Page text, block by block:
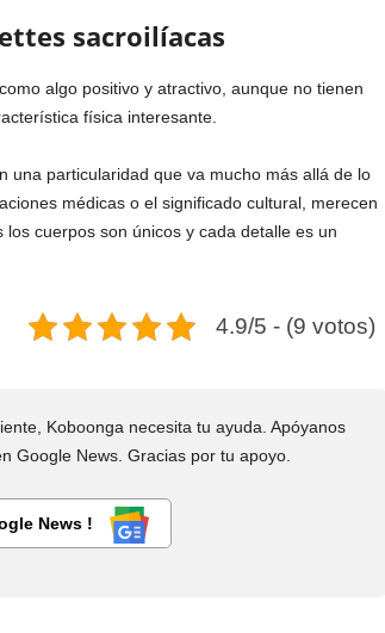
sacroilíacas
algo positivo y atractivo, aunque no tienen
física interesante.
una particularidad que va mucho más allá de lo
médicas o el significado cultural, merecen
cuerpos son únicos y cada detalle es un
4.9/5 - (9 votos)
Koboonga necesita tu ayuda. Apóyanos
Google News. Gracias por tu apoyo.
News !